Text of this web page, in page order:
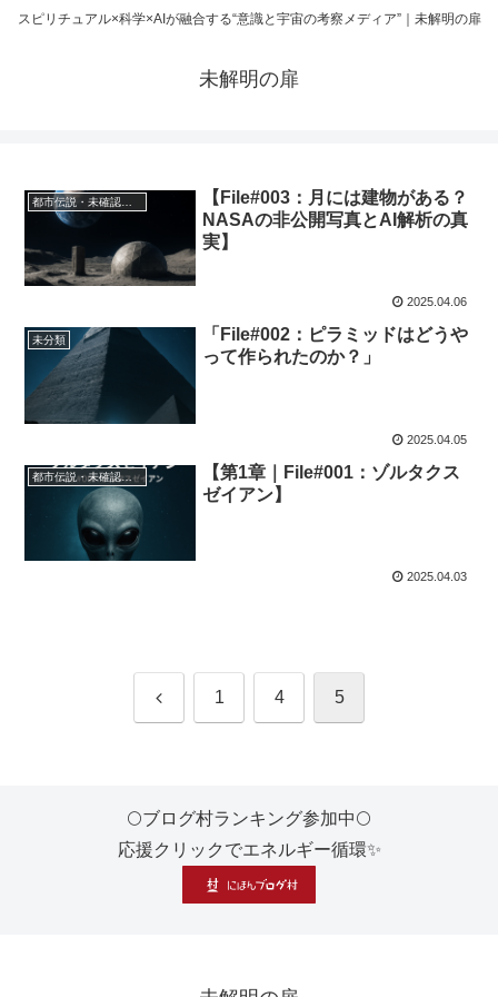
スピリチュアル×科学×AIが融合する“意識と宇宙の考察メディア”｜未解明の扉
未解明の扉
都市伝説・未確認領域
【File#003：月には建物がある？
NASAの非公開写真とAI解析の真
実】
2025.04.06
未分類
「File#002：ピラミッドはどうや
って作られたのか？」
2025.04.05
都市伝説・未確認領域
【第1章｜File#001：ゾルタクス
ゼイアン】
2025.04.03
前 1 4 5
🌕ブログ村ランキング参加中🌕
応援クリックでエネルギー循環✨